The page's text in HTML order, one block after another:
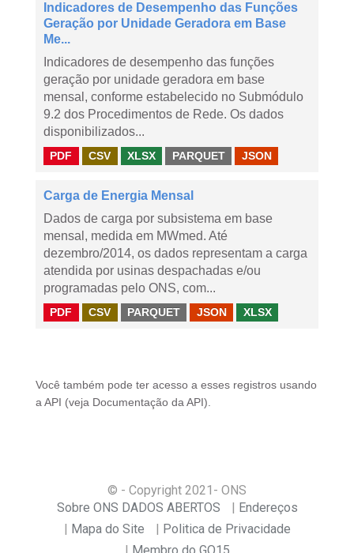
Indicadores de Desempenho das Funções
Geração por Unidade Geradora em Base
Me...
Indicadores de desempenho das funções
geração por unidade geradora em base
mensal, conforme estabelecido no Submódulo
9.2 dos Procedimentos de Rede. Os dados
disponibilizados...
PDF CSV XLSX PARQUET JSON
Carga de Energia Mensal
Dados de carga por subsistema em base
mensal, medida em MWmed. Até
dezembro/2014, os dados representam a carga
atendida por usinas despachadas e/ou
programadas pelo ONS, com...
PDF CSV PARQUET JSON XLSX
Você também pode ter acesso a esses registros usando
a API (veja Documentação da API ).
© - Copyright 2021 - ONS
Sobre ONS DADOS ABERTOS
Endereços
Mapa do Site
Politica de Privacidade